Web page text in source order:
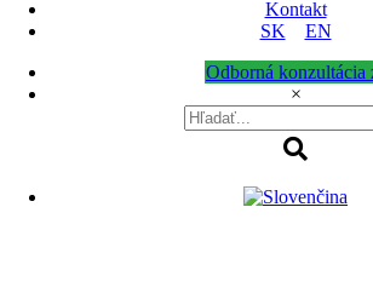
Kontakt
SK
EN
Odborná konzultácia
×